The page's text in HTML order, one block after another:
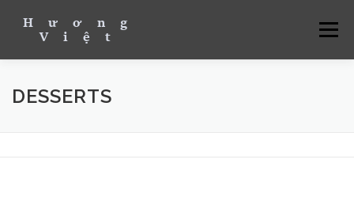
Menü
ÜBER UNS MITTAGSKARTE
DESSERTS